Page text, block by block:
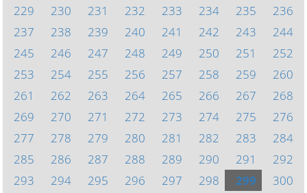
229
230 231 232 233 234 235
236
237
238 239 240 241 242 243
244
245
246 247 248 249 250 251
252
253
254 255 256 257 258 259
260
261
262 263 264 265 266 267
268
269
270 271 272 273 274 275
276
277
278 279 280 281 282 283
284
285
286 287 288 289 290 291
292
293
294 295 296 297 298 299
300